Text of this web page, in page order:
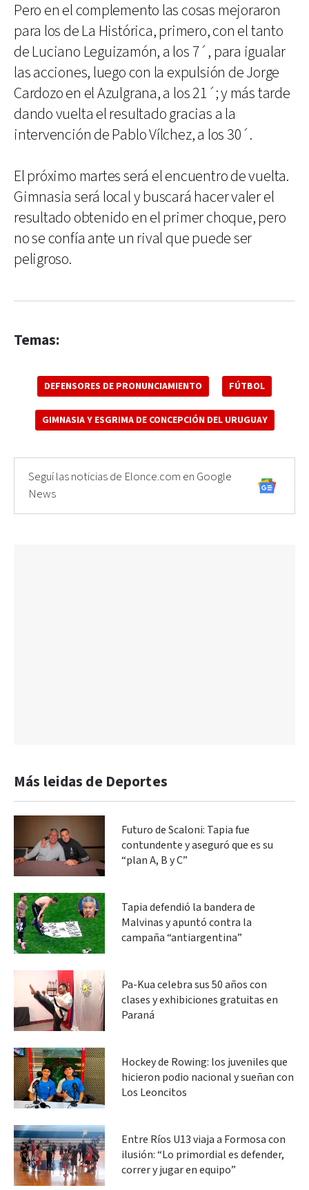
Pero en el complemento las cosas mejoraron
para los de La Histórica, primero, con el tanto
de Luciano Leguizamón, a los 7´, para igualar
las acciones, luego con la expulsión de Jorge
Cardozo en el Azulgrana, a los 21´; y más tarde
dando vuelta el resultado gracias a la
intervención de Pablo Vílchez, a los 30´.
El próximo martes será el encuentro de vuelta.
Gimnasia será local y buscará hacer valer el
resultado obtenido en el primer choque, pero
no se confía ante un rival que puede ser
peligroso.
Temas:
DEFENSORES DE PRONUNCIAMIENTO FÚTBOL
GIMNASIA Y ESGRIMA DE CONCEPCIÓN DEL URUGUAY
Seguí las noticias de Elonce.com en Google
News
Más leidas de Deportes
Futuro de Scaloni: Tapia fue
contundente y aseguró que es su
“plan A, B y C”
Tapia defendió la bandera de
Malvinas y apuntó contra la
campaña “antiargentina”
Pa-Kua celebra sus 50 años con
clases y exhibiciones gratuitas en
Paraná
Hockey de Rowing: los juveniles que
hicieron podio nacional y sueñan con
Los Leoncitos
Entre Ríos U13 viaja a Formosa con
ilusión: “Lo primordial es defender,
correr y jugar en equipo”